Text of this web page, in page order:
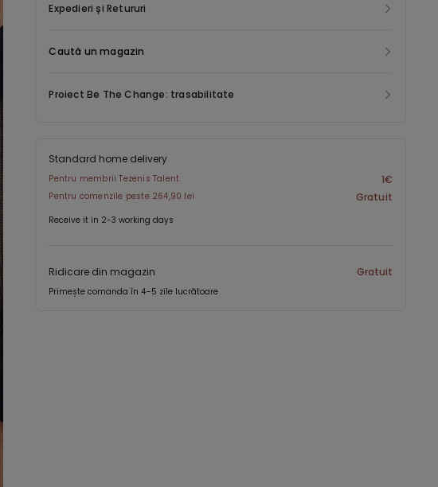
mărimile de la 85B în sus, numărul de copci de la închizătoare și
Expedieri și Retururi
Caută un magazin
Proiect Be The Change: trasabilitate
Standard home delivery
Pentru membrii Tezenis Talent 1€
Pentru comenzile peste 264,90 lei Gratuit
Receive it in 2-3 working days
Ridicare din magazin Gratuit
Primește comanda în 4–5 zile lucrătoare